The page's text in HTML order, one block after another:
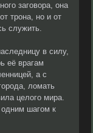
заговора, она
трона, но и от
служить.
в силу,
её врагам
а с
ломать
целого мира.
одним шагом к